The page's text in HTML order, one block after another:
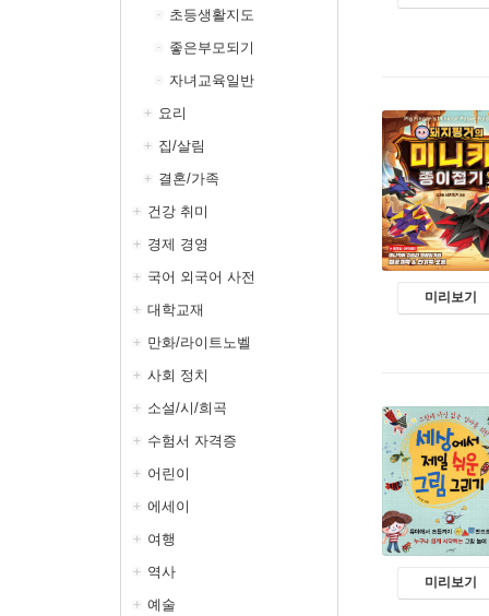
초등생활지도
좋은부모되기
자녀교육일반
요리
집/살림
결혼/가족
건강 취미
경제 경영
국어 외국어 사전
대학교재
만화/라이트노벨
사회 정치
소설/시/희곡
수험서 자격증
어린이
에세이
여행
역사
예술
미리보기
미리보기